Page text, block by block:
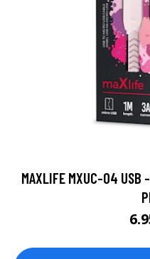
MAXLIFE MXUC-04 USB